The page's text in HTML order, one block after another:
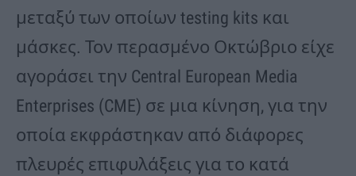
μεταξύ των οποίων testing kits και
μάσκες. Τον περασμένο Οκτώβριο είχε
αγοράσει την Central European Media
Enterprises (CME) σε μια κίνηση, για την
οποία εκφράστηκαν από διάφορες
πλευρές επιφυλάξεις για το κατά